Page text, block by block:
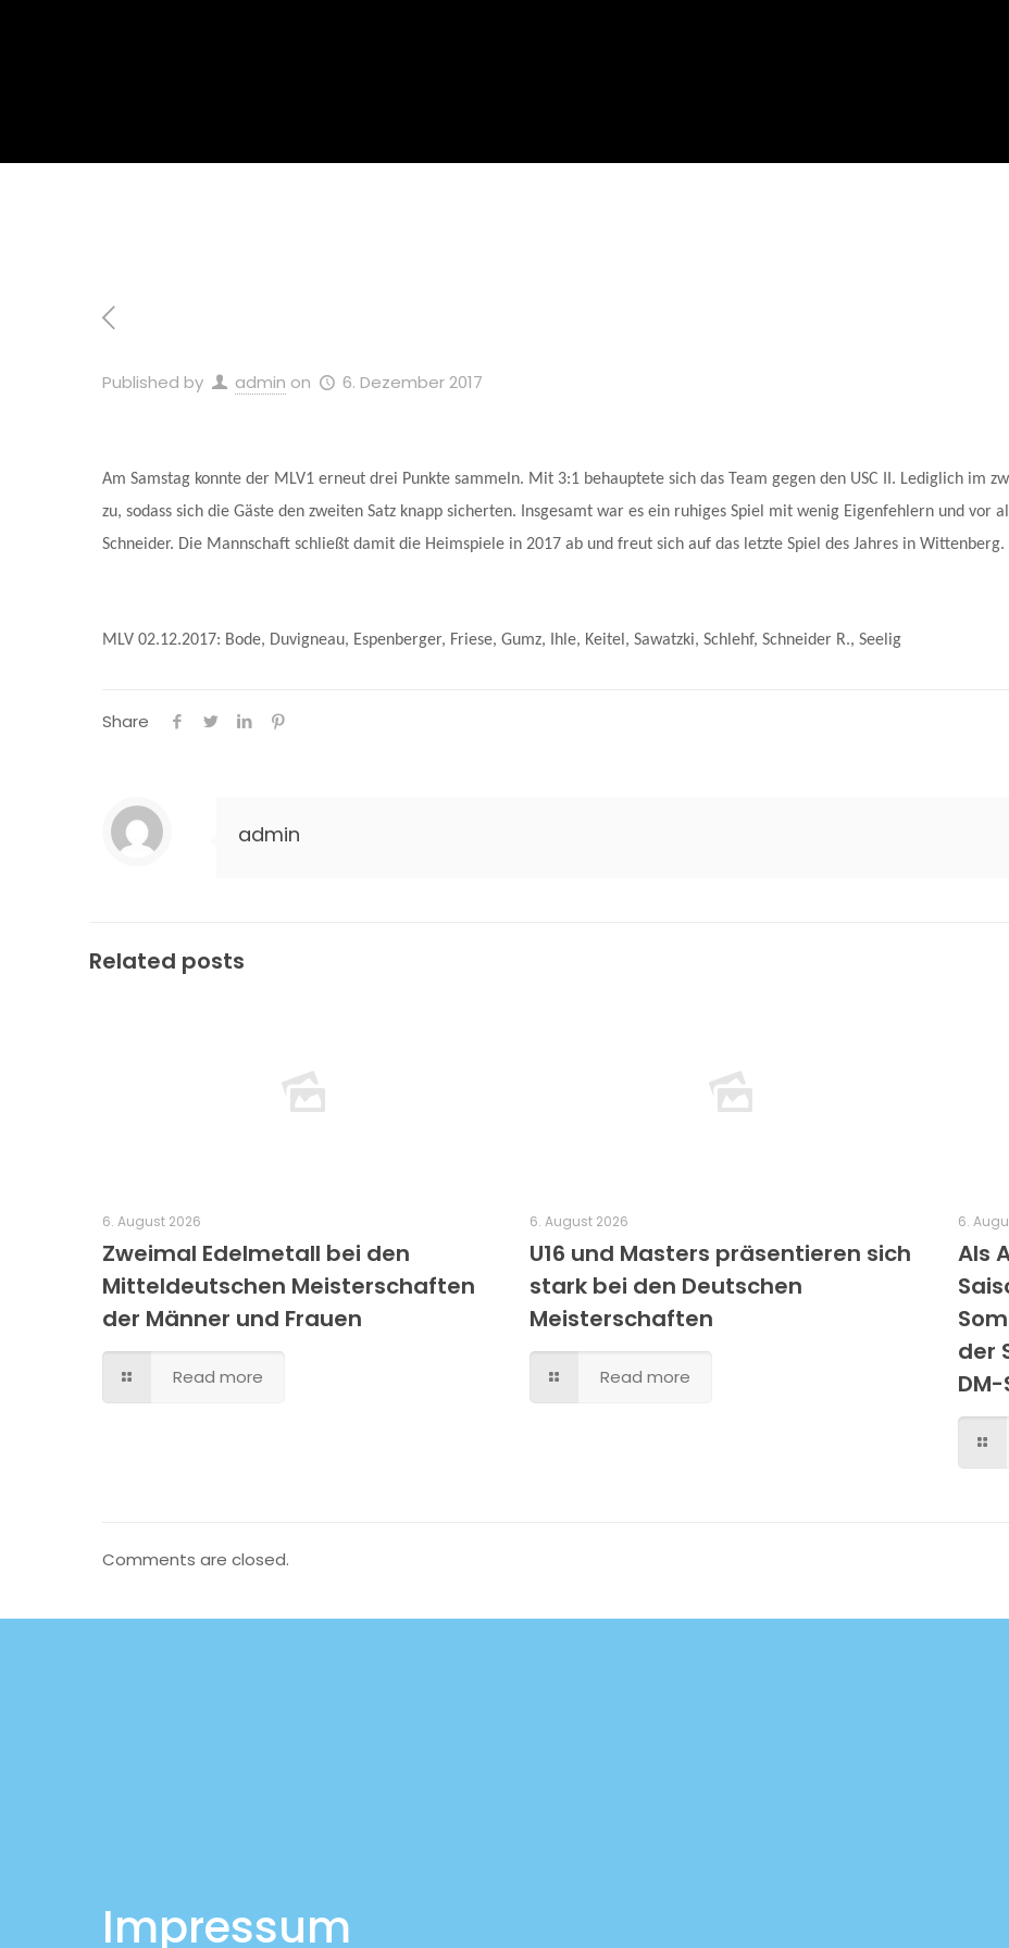
Published by admin on 6. Dezember 2017
Am Samstag konnte der MLV1 erneut drei Punkte sammeln. Mit 3:1 behauptete sich das Team gegen den USC II. Lediglich im
zu, sodass sich die Gäste den zweiten Satz knapp sicherten. Insgesamt war es ein ruhiges Spiel mit wenig Eigenfehlern und vor
Schneider. Die Mannschaft schließt damit die Heimspiele in 2017 ab und freut sich auf das letzte Spiel des Jahres in Wittenberg.
MLV 02.12.2017: Bode, Duvigneau, Espenberger, Friese, Gumz, Ihle, Keitel, Sawatzki, Schlehf, Schneider R., Seelig
Share
admin
Related posts
6. August 2026
Zweimal Edelmetall bei den
Mitteldeutschen Meisterschaften
der Männer und Frauen
Read more
6. August 2026
U16 und Masters präsentieren sich
stark bei den Deutschen
Meisterschaften
Read more
6.
Als
der
Comments are closed.
Impressum